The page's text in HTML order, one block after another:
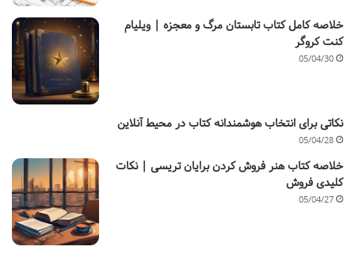
خلاصه کامل کتاب تابستان مرگ و معجزه | ویلیام
کنت کروگر
05/04/30
نکاتی برای انتخاب هوشمندانه کتاب در محیط آنلاین
05/04/28
خلاصه کتاب هنر فروش کردن برایان تریسی | نکات
کلیدی فروش
05/04/27